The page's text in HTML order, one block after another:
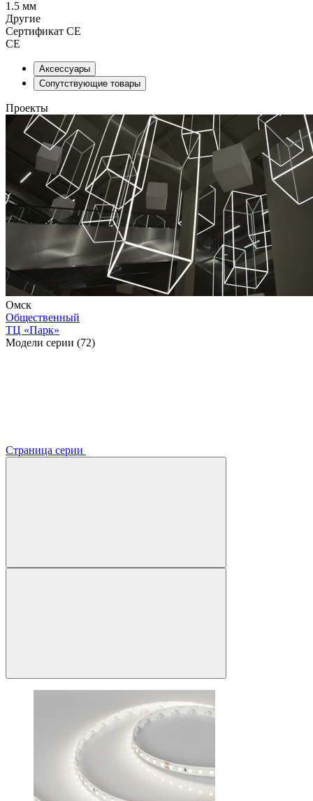
1.5 мм
Другие
Сертификат CE
CE
Аксессуары
Сопутствующие товары
Проекты
Омск
Общественный
ТЦ «Парк»
Модели серии (72)
Страница серии